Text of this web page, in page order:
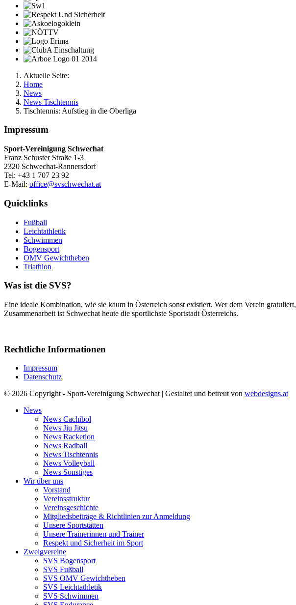
Aktuelle Seite:
Home
News
News Tischtennis
Tischtennis: Aufstieg in die Oberliga
Impressum
Sport-Vereinigung Schwechat
Franz Schuster Straße 1-3
2320 Schwechat-Rannersdorf
Tel: +43 1 707 23 92
E-Mail: office@svschwechat.at
Quicklinks
Fußball
Leichtathletik
Schwimmen
Bogensport
OMV Gewichtheben
Triathlon
Was ist die SVS?
Eine ideale Kombination, wie sie kaum in Österreich sonst existiert. Wer dem Verein
Zusammenarbeit ist Schwechat heute die sportlichste Sportstadt Österreichs.
Rechtliche Informationen
Impressum
Datenschutz
© 2026 Copyright - Sport-Vereinigung Schwechat | Gestaltet und betreut von webdesigns.at
News
News Cachibol
News Jiu Jitsu
News Racketlon
News Radball
News Tischtennis
News Volleyball
News Sonstiges
Wir über uns
Vorstand
Vereinsstruktur
Vereinsgeschichte
Mitgliedsbeiträge & Richtlinien zur Anmeldung
Unsere Sportstätten
Unsere Trainerinnen und Trainer
Respekt und Sicherheit im Sport
Zweigvereine
SVS Bogensport
SVS Fußball
SVS OMV Gewichtheben
SVS Leichtathletik
SVS Schwimmen